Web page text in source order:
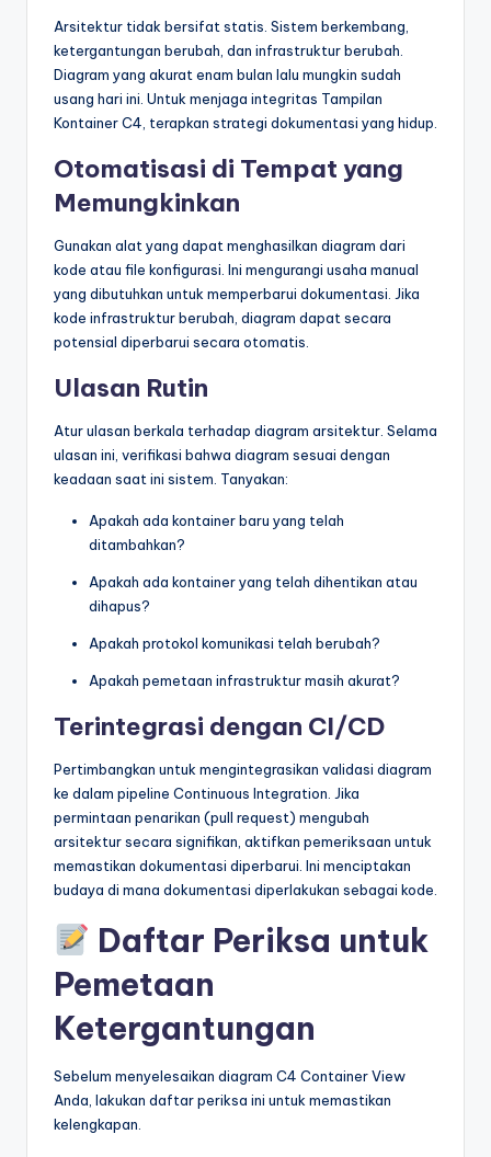
Arsitektur tidak bersifat statis. Sistem berkembang,
ketergantungan berubah, dan infrastruktur berubah.
Diagram yang akurat enam bulan lalu mungkin sudah
usang hari ini. Untuk menjaga integritas Tampilan
Kontainer C4, terapkan strategi dokumentasi yang hidup.
Otomatisasi di Tempat yang
Memungkinkan
Gunakan alat yang dapat menghasilkan diagram dari
kode atau file konfigurasi. Ini mengurangi usaha manual
yang dibutuhkan untuk memperbarui dokumentasi. Jika
kode infrastruktur berubah, diagram dapat secara
potensial diperbarui secara otomatis.
Ulasan Rutin
Atur ulasan berkala terhadap diagram arsitektur. Selama
ulasan ini, verifikasi bahwa diagram sesuai dengan
keadaan saat ini sistem. Tanyakan:
Apakah ada kontainer baru yang telah
ditambahkan?
Apakah ada kontainer yang telah dihentikan atau
dihapus?
Apakah protokol komunikasi telah berubah?
Apakah pemetaan infrastruktur masih akurat?
Terintegrasi dengan CI/CD
Pertimbangkan untuk mengintegrasikan validasi diagram
ke dalam pipeline Continuous Integration. Jika
permintaan penarikan (pull request) mengubah
arsitektur secara signifikan, aktifkan pemeriksaan untuk
memastikan dokumentasi diperbarui. Ini menciptakan
budaya di mana dokumentasi diperlakukan sebagai kode.
Daftar Periksa untuk
Pemetaan
Ketergantungan
Sebelum menyelesaikan diagram C4 Container View
Anda, lakukan daftar periksa ini untuk memastikan
kelengkapan.